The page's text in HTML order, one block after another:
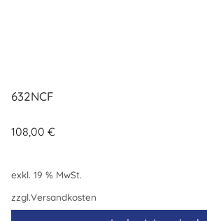
632NCF
108,00 €
exkl. 19 % MwSt.
zzgl.Versandkosten